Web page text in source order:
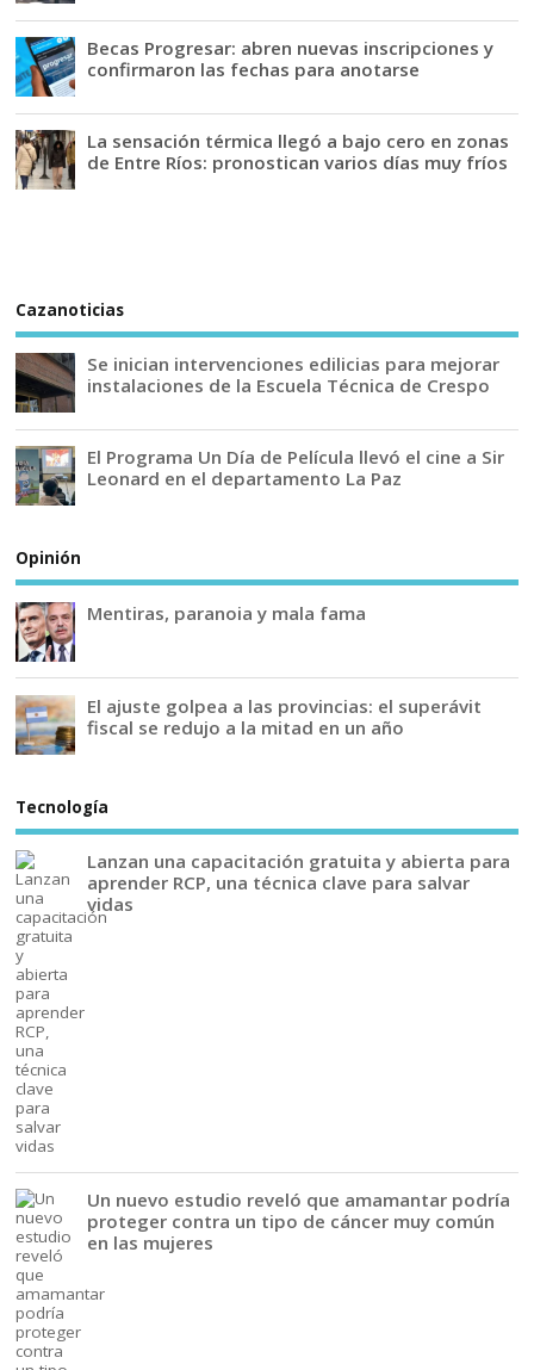
Becas Progresar: abren nuevas inscripciones y
confirmaron las fechas para anotarse
La sensación térmica llegó a bajo cero en zonas
de Entre Ríos: pronostican varios días muy fríos
Cazanoticias
Se inician intervenciones edilicias para mejorar
instalaciones de la Escuela Técnica de Crespo
El Programa Un Día de Película llevó el cine a Sir
Leonard en el departamento La Paz
Opinión
Mentiras, paranoia y mala fama
El ajuste golpea a las provincias: el superávit
fiscal se redujo a la mitad en un año
Tecnología
Lanzan una capacitación gratuita y abierta para
aprender RCP, una técnica clave para salvar
vidas
Un nuevo estudio reveló que amamantar podría
proteger contra un tipo de cáncer muy común
en las mujeres